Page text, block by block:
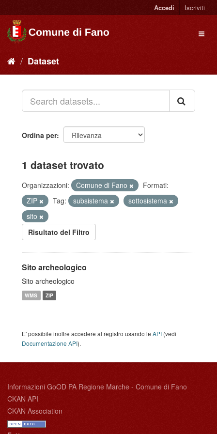
Accedi Iscriviti
Dataset
Ordina per
1 dataset trovato
Organizzazioni: Comune di Fano
Formati:
ZIP
Tag: subsistema
sottosistema
sito
Risultato del Filtro
Sito archeologico
Sito archeologico
WMS ZIP
E' possibile inoltre accedere al registro usando le API (vedi
Documentazione API).
Informazioni GoOD PA Regione Marche - Comune di Fano
CKAN API
CKAN Association